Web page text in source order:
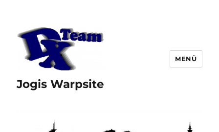
Jogis Warpsite
MENÜ